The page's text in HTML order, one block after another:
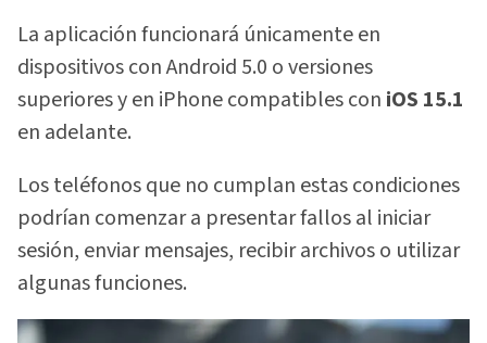
La aplicación funcionará únicamente en
dispositivos con Android 5.0 o versiones
superiores y en iPhone compatibles con iOS 15.1
en adelante.
Los teléfonos que no cumplan estas condiciones
podrían comenzar a presentar fallos al iniciar
sesión, enviar mensajes, recibir archivos o utilizar
algunas funciones.